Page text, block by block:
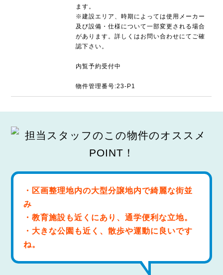
ます。
※建設エリア、時期によっては使用メーカー
及び設備・仕様について一部変更される場合
があります。詳しくはお問い合わせにてご確
認下さい。
内覧予約受付中
物件管理番号:23-P1
・区画整理地内の大型分譲地内で綺麗な街並
み
・教育施設も近くにあり、通学便利な立地。
・大きな公園も近く、散歩や運動に良いです
ね。